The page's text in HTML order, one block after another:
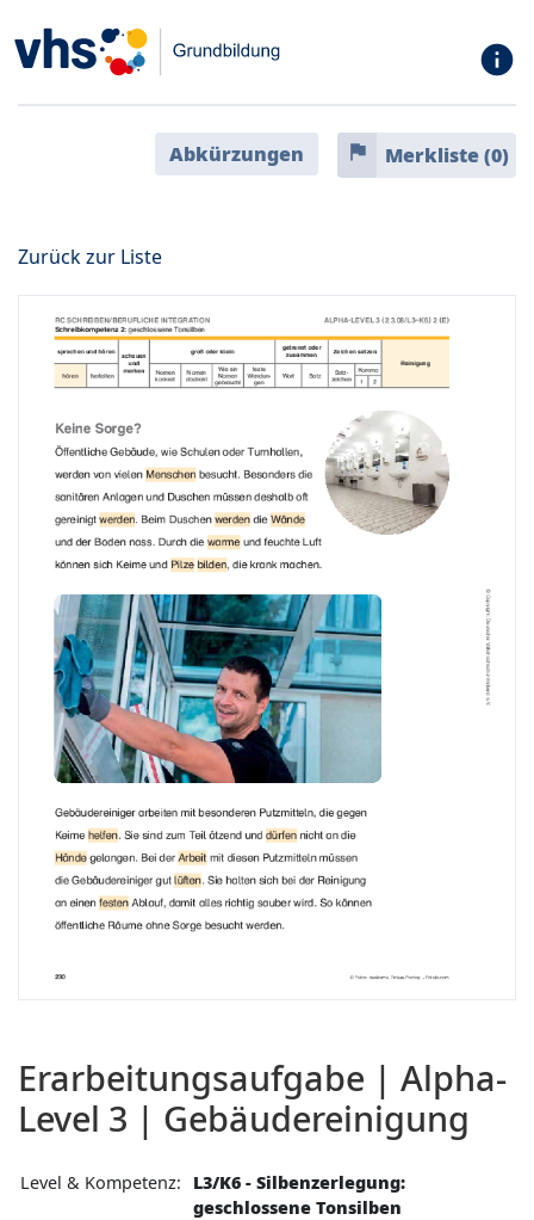
info
Abkürzungen flag Merkliste (0)
Zurück zur Liste
Erarbeitungs­aufgabe | Alpha-
Level 3 | Gebäudereinigung
Level & Kompetenz:
L3/K6 - Silbenzerlegung:
geschlossene Tonsilben